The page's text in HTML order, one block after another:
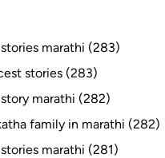
marathi (283)
stories (283)
marathi (282)
family in marathi (282)
marathi (281)